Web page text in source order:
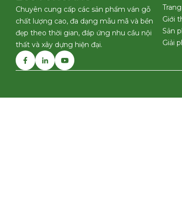
Chuyên cung cấp các sản phẩm ván gỗ
chất lượng cao, đa dạng mẫu mã và bền
đẹp theo thời gian, đáp ứng nhu cầu nội
thất và xây dựng hiện đại.
Giới
Sản
Giải